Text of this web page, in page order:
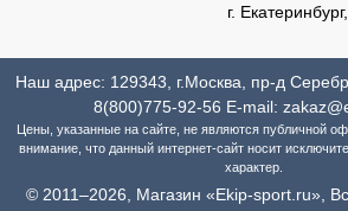
г.
Наш адрес: 129343, г.Москва, пр-д
8(800)775-92-56 E-mail:
Цены, указанные на сайте, не являются публичной
внимание, что данный интернет-сайт носит
характер.
© 2011–2026, Магазин «Ekip-sport.ru»,